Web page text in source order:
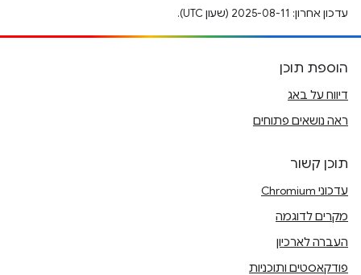
עדכון אחרון: 2025-08-11 (שעון UTC).
הוספת תוכן
דיווח על באג
ראה נושאים פתוחים
תוכן קשור
עדכוני Chromium
מקרים לדוגמה
העברה לארכיון
פודקאסטים ותוכניות